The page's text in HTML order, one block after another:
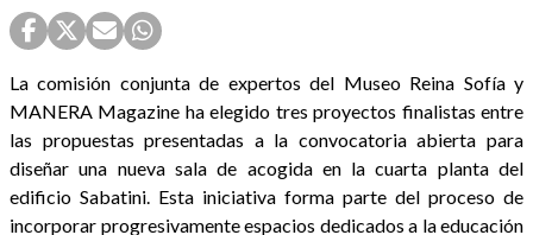
La comisión conjunta de expertos del Museo Reina Sofía y
MANERA Magazine ha elegido tres proyectos finalistas entre
las propuestas presentadas a la convocatoria abierta para
diseñar una nueva sala de acogida en la cuarta planta del
edificio Sabatini. Esta iniciativa forma parte del proceso de
incorporar progresivamente espacios dedicados a la educación